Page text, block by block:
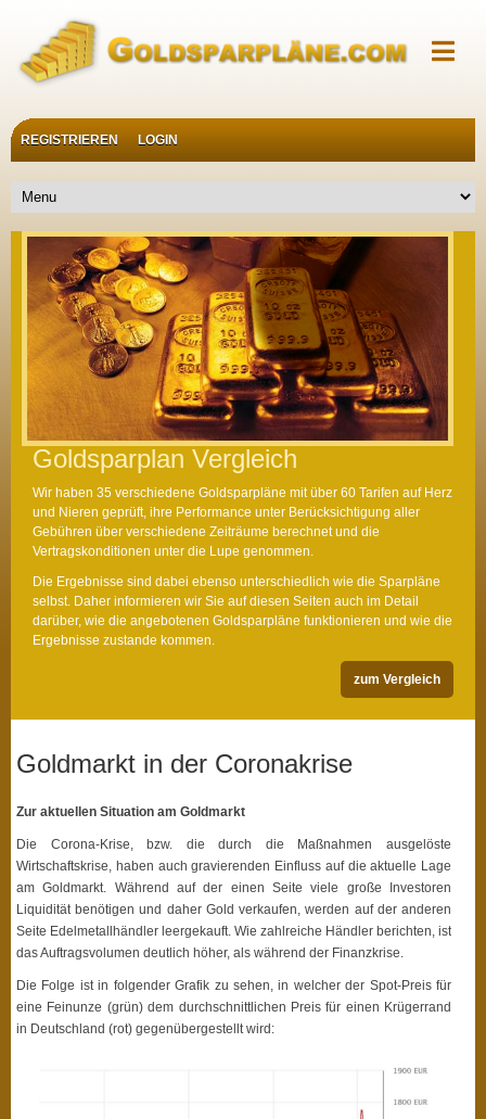
REGISTRIEREN LOGIN
Goldsparplan Vergleich
Wir haben 35 verschiedene Goldsparpläne mit über 60 Tarifen auf Herz
und Nieren geprüft, ihre Performance unter Berücksichtigung aller
Gebühren über verschiedene Zeiträume berechnet und die
Vertragskonditionen unter die Lupe genommen.
Die Ergebnisse sind dabei ebenso unterschiedlich wie die Sparpläne
selbst. Daher informieren wir Sie auf diesen Seiten auch im Detail
darüber, wie die angebotenen Goldsparpläne funktionieren und wie die
Ergebnisse zustande kommen.
zum Vergleich
Goldmarkt in der Coronakrise
Zur aktuellen Situation am Goldmarkt
Die Corona-Krise, bzw. die durch die Maßnahmen ausgelöste
Wirtschaftskrise, haben auch gravierenden Einfluss auf die aktuelle Lage
am Goldmarkt. Während auf der einen Seite viele große Investoren
Liquidität benötigen und daher Gold verkaufen, werden auf der anderen
Seite Edelmetallhändler leergekauft. Wie zahlreiche Händler berichten, ist
das Auftragsvolumen deutlich höher, als während der Finanzkrise.
Die Folge ist in folgender Grafik zu sehen, in welcher der Spot-Preis für
eine Feinunze (grün) dem durchschnittlichen Preis für einen Krügerrand
in Deutschland (rot) gegenübergestellt wird: